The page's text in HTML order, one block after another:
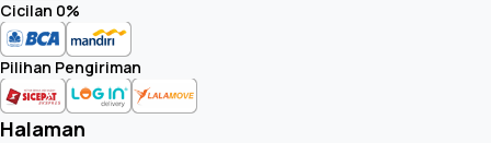
Cicilan 0%
Pilihan Pengiriman
Halaman